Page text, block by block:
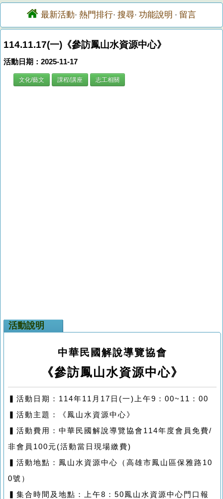
最新活動· 熱門排行· 搜尋· 功能說明 · 留言
114.11.17(一)《參訪鳳山水資源中心》
活動日期：2025-11-17
文化/藝文 課程/講座 志工相關
活動說明
中華民國解說導覽協會
《參訪鳳山水資源中心》
▍活動日期：114年11月17日(一)上午9：00~11：00
▍活動主題：《鳳山水資源中心》
▍活動費用：中華民國解說導覽協會114年度會員免費/
非會員100元(活動當日現場繳費)
▍活動地點：鳳山水資源中心（高雄市鳳山區保雅路10
0號）
▍集合時間及地點：上午8：50鳳山水資源中心門口報